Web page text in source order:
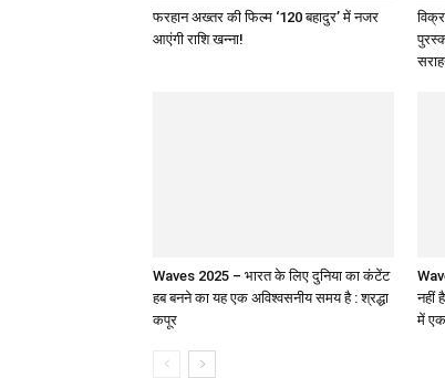
फरहान अख्तर की फिल्म ‘120 बहादुर’ में नजर
आएंगी राशि खन्ना!
Waves 2025 – भारत के लिए दुनिया का कंटेंट
हब बनने का यह एक अविश्वसनीय समय है : श्रद्धा
कपूर
नहीं
में